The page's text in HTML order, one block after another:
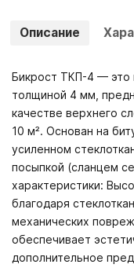
Описание
Бикрост ТКП-4 — это
толщиной 4 мм,
качестве верхнего
10 м². Основан на
усиленном
посыпкой (сланцем
характеристики:
благодаря
механических
обеспечивает
дополнительное